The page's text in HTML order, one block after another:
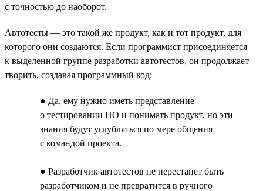
с точностью до наоборот.
Автотесты — это такой же продукт, как и тот продукт, для
которого они создаются. Если программист присоединяется
к выделенной группе разработки автотестов, он продолжает
творить, создавая программный код:
● Да, ему нужно иметь представление
о тестировании ПО и понимать продукт, но эти
знания будут углубляться по мере общения
с командой проекта.
● Разработчик автотестов не перестанет быть
разработчиком и не превратится в ручного